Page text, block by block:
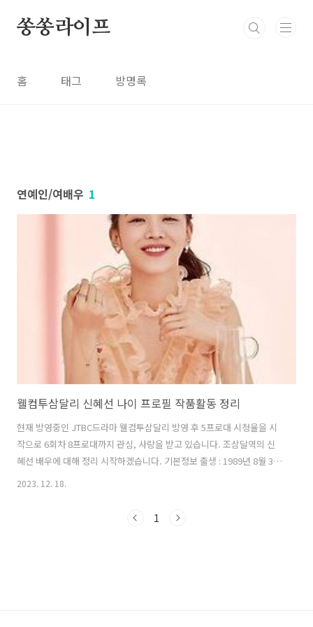
쏭쏭라이프
홈 태그 방명록
연예인/여배우 1
웰컴투삼달리 신혜선 나이 프로필 작품활동 정리
현재 방영중인 JTBC드라마 웰컴투삼달리 방영 후 5프로대 시청율을 시
작으로 6회차 8프로대까지 관심, 사랑을 받고 있습니다. 조삼달역의 신
혜선 배우에 대해 정리 시작하겠습니다. 기본정보 출생 : 1989년 8월 31
일 (나이 - 34세) 서울특별시 광진구 국적 : 대한민국 거주지 : 서울특별시
모님, 언니 학력 건국대학교사범대학부속중학교 (졸업) 서울국악예술고
2023. 12. 18.
1